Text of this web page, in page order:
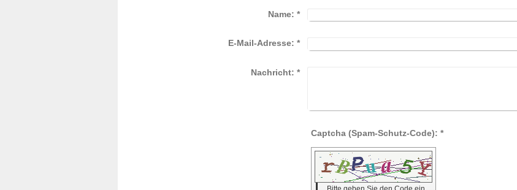
Name: *
E-Mail-Adresse: *
Nachricht: *
Captcha (Spam-Schutz-Code): *